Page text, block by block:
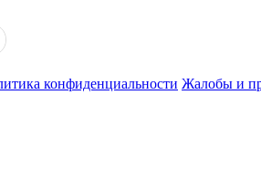
конфиденциальности Жалобы и